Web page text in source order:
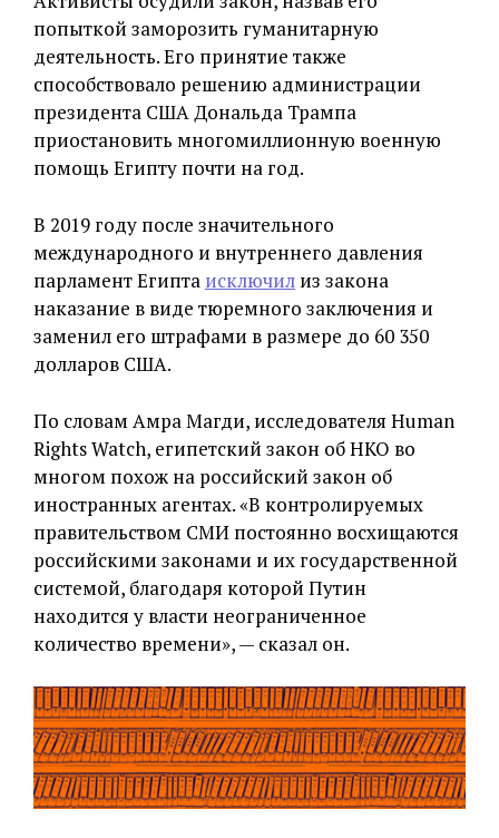
попыткой заморозить гуманитарную
деятельность. Его принятие также
способствовало решению администрации
президента США Дональда Трампа
приостановить многомиллионную военную
помощь Египту почти на год.
В 2019 году после значительного
международного и внутреннего давления
парламент Египта исключил из закона
наказание в виде тюремного заключения и
заменил его штрафами в размере до 60 350
долларов США.
По словам Амра Магди, исследователя Human
Rights Watch, египетский закон об НКО во
многом похож на российский закон об
иностранных агентах. «В контролируемых
правительством СМИ постоянно восхищаются
российскими законами и их государственной
системой, благодаря которой Путин
находится у власти неограниченное
количество времени», — сказал он.